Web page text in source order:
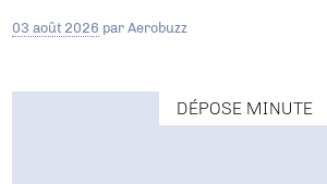
03 août 2026 parAerobuzz
DÉPOSE MINUTE